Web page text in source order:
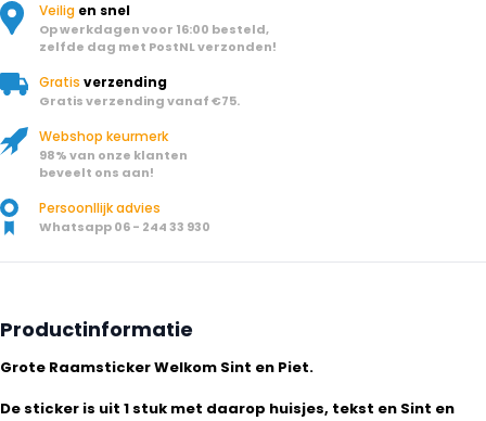
Veilig en snel
Op werkdagen voor 16:00 besteld,
zelfde dag met PostNL verzonden!
Gratis verzending
Gratis verzending vanaf €75.
Webshop keurmerk
98% van onze klanten
beveelt ons aan!
Persoonllijk advies
Whatsapp 06 - 244 33 930
Productinformatie
Grote Raamsticker Welkom Sint en Piet.
De sticker is uit 1 stuk met daarop huisjes, tekst en Sint en